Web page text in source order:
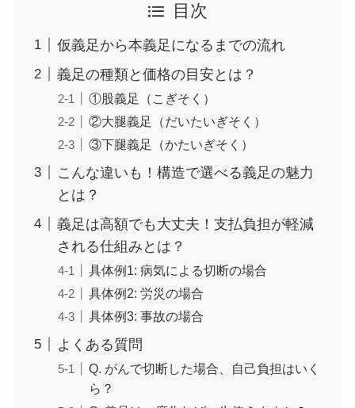
目次
仮義足から本義足になるまでの流れ
義足の種類と価格の目安とは？
①股義足（こぎそく）
②大腿義足（だいたいぎそく）
③下腿義足（かたいぎそく）
こんな違いも！構造で選べる義足の魅力
とは？
義足は高額でも大丈夫！支払負担が軽減
される仕組みとは？
具体例1: 病気による切断の場合
具体例2: 労災の場合
具体例3: 事故の場合
よくある質問
Q. がんで切断した場合、自己負担はいく
ら？